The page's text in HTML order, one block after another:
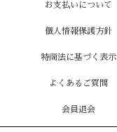
お支払いについて
個人情報保護方針
特商法に基づく表示
よくあるご質問
会員退会